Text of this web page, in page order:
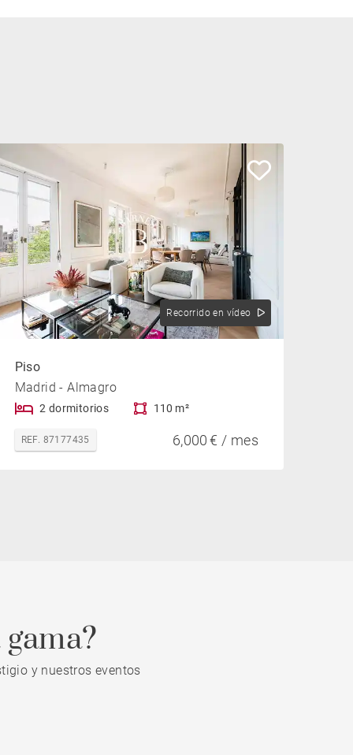
Recorrido en vídeo
Piso
Madrid - Almagro
2 dormitorios 110 m²
REF. 87177435 6,000 € / mes
y nuestros eventos